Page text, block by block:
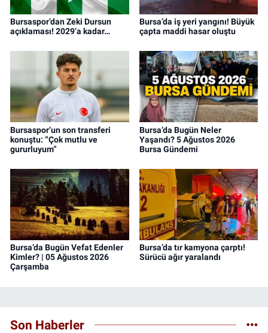
Bursaspor’dan Zeki Dursun
açıklaması! 2029’a kadar…
Bursa’da iş yeri yangını! Büyük
çapta maddi hasar oluştu
Bursaspor’un son transferi
konuştu: “Çok mutlu ve
gururluyum”
Bursa’da Bugün Neler
Yaşandı? 5 Ağustos 2026
Bursa Gündemi
Bursa’da Bugün Vefat Edenler
Kimler? | 05 Ağustos 2026
Çarşamba
Bursa’da tır kamyona çarptı!
Sürücü ağır yaralandı
Son Haberler